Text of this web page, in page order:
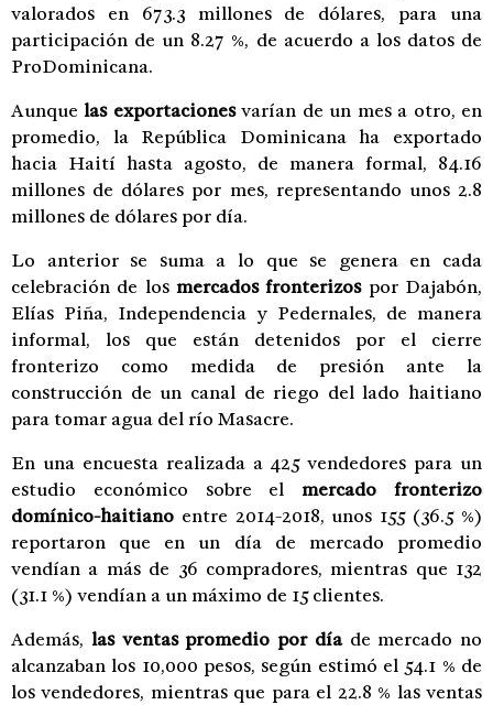
valorados en 673.3 millones de dólares, para una
participación de un 8.27 %, de acuerdo a los datos de
ProDominicana.
Aunquelas exportacionesvarían de un mes a otro, en
promedio, la República Dominicana ha exportado
hacia Haití hasta agosto, de manera formal, 84.16
millones de dólares por mes, representando unos 2.8
millones de dólares por día.
Lo anterior se suma a lo que se genera en cada
celebración de los mercados fronterizospor Dajabón,
Elías Piña, Independencia y Pedernales, de manera
informal, los que están detenidos por el cierre
fronterizo como medida de presión ante la
construcción de un canal de riego del lado haitiano
para tomar agua del río Masacre.
En una encuesta realizada a 425 vendedores para un
estudio económico sobre elmercado fronterizo
domínico-haitiano entre 2014-2018, unos 155 (36.5 %)
reportaron que en un día de mercado promedio
vendían a más de 36 compradores, mientras que 132
(31.1 %) vendían a un máximo de 15 clientes.
Además, las ventas promedio por díade mercado no
alcanzaban los 10,000 pesos, según estimó el 54.1 % de
los vendedores, mientras que para el 22.8 % las ventas